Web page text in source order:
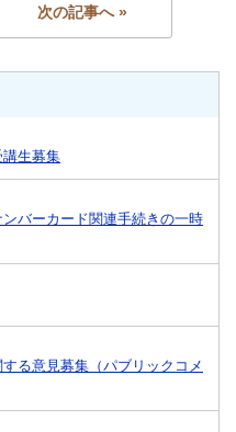
次の記事へ »
生募集
バーカード関連手続きの一時
る意見募集（パブリックコメ